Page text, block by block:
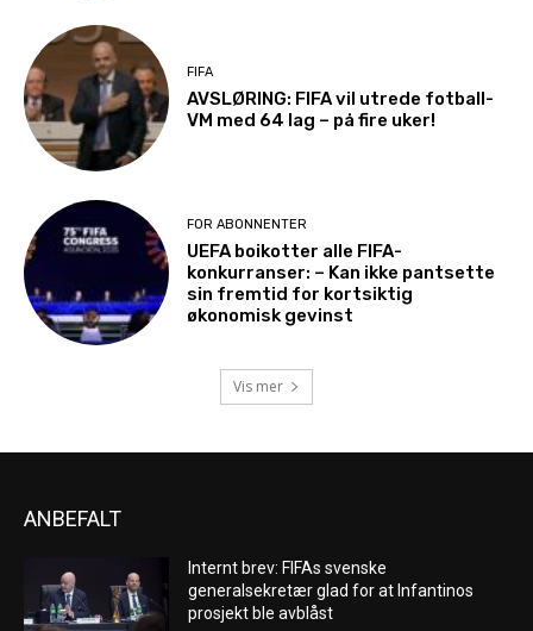
FIFA
AVSLØRING: FIFA vil utrede fotball-
VM med 64 lag – på fire uker!
FOR ABONNENTER
UEFA boikotter alle FIFA-
konkurranser: – Kan ikke pantsette
sin fremtid for kortsiktig
økonomisk gevinst
Vis mer
ANBEFALT
Internt brev: FIFAs svenske
generalsekretær glad for at Infantinos
prosjekt ble avblåst